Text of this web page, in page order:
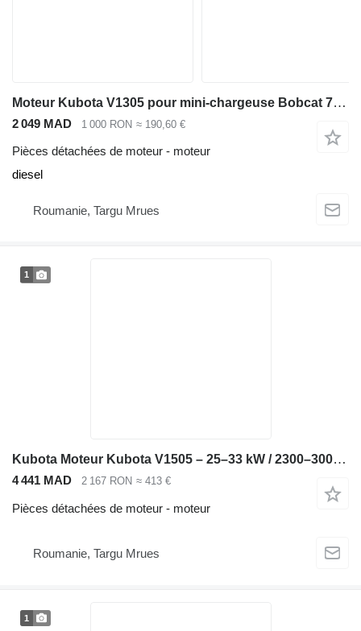
Moteur Kubota V1305 pour mini-chargeuse Bobcat 753 763
2 049 MAD 1 000 RON ≈ 190,60 €
Pièces détachées de moteur - moteur
diesel
Roumanie, Targu Mrues
1
Kubota Moteur Kubota V1505 – 25–33 kW / 2300–3000 tr/min – Compatible Bobca pour mini-chargeuse Bobcat 753
4 441 MAD 2 167 RON ≈ 413 €
Pièces détachées de moteur - moteur
Roumanie, Targu Mrues
1